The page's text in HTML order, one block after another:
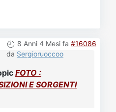
8 Anni 4 Mesi fa #16086
da Sergioruoccoo
FOTO :
E SORGENTI